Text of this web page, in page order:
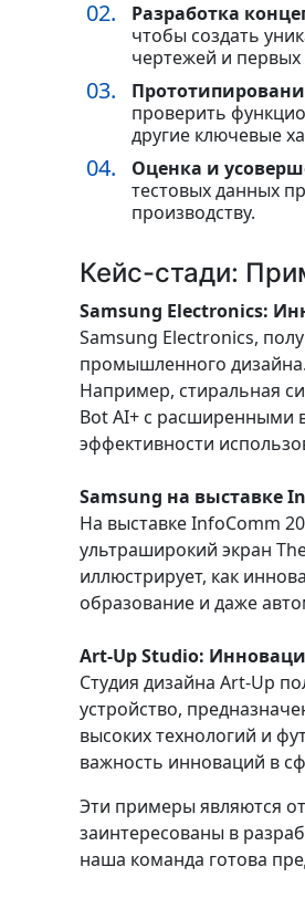
Разработка
чтобы создать
чертежей и
проверить
другие ключевые
Оценка и
тестовых данных
производству.
Кейс-стади:
Samsung Electronics:
Samsung Electronics,
промышленного
Например, стиральная
Bot AI+ с расширенными
эффективности
Samsung на выставке
На выставке InfoComm
ультраширокий экран
иллюстрирует, как
образование и даже
Art-Up Studio:
Студия дизайна Art-Up
устройство,
высоких технологий и
важность инноваций в
Эти примеры являются
заинтересованы в
наша команда готова